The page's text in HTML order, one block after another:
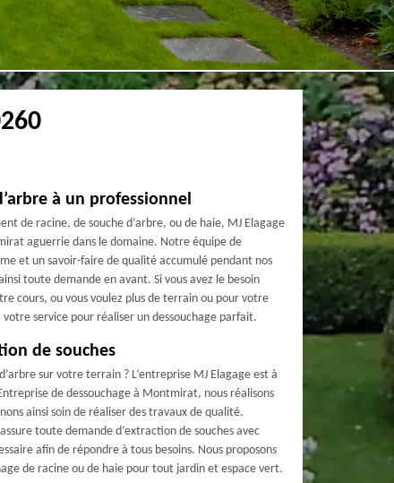
à un professionnel
de racine, de souche d’arbre, ou de haie, MJ Elagage
aguerrie dans le domaine. Notre équipe de
et un savoir-faire de qualité accumulé pendant nos
toute demande en avant. Si vous avez le besoin
cours, ou vous voulez plus de terrain ou pour votre
service pour réaliser un dessouchage parfait.
de souches
sur votre terrain ? L’entreprise MJ Elagage est à
de dessouchage à Montmirat, nous réalisons
ainsi soin de réaliser des travaux de qualité.
toute demande d’extraction de souches avec
afin de répondre à tous besoins. Nous proposons
de racine ou de haie pour tout jardin et espace vert.